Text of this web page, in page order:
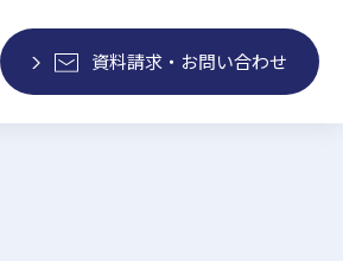
資料請求・お問い合わせ